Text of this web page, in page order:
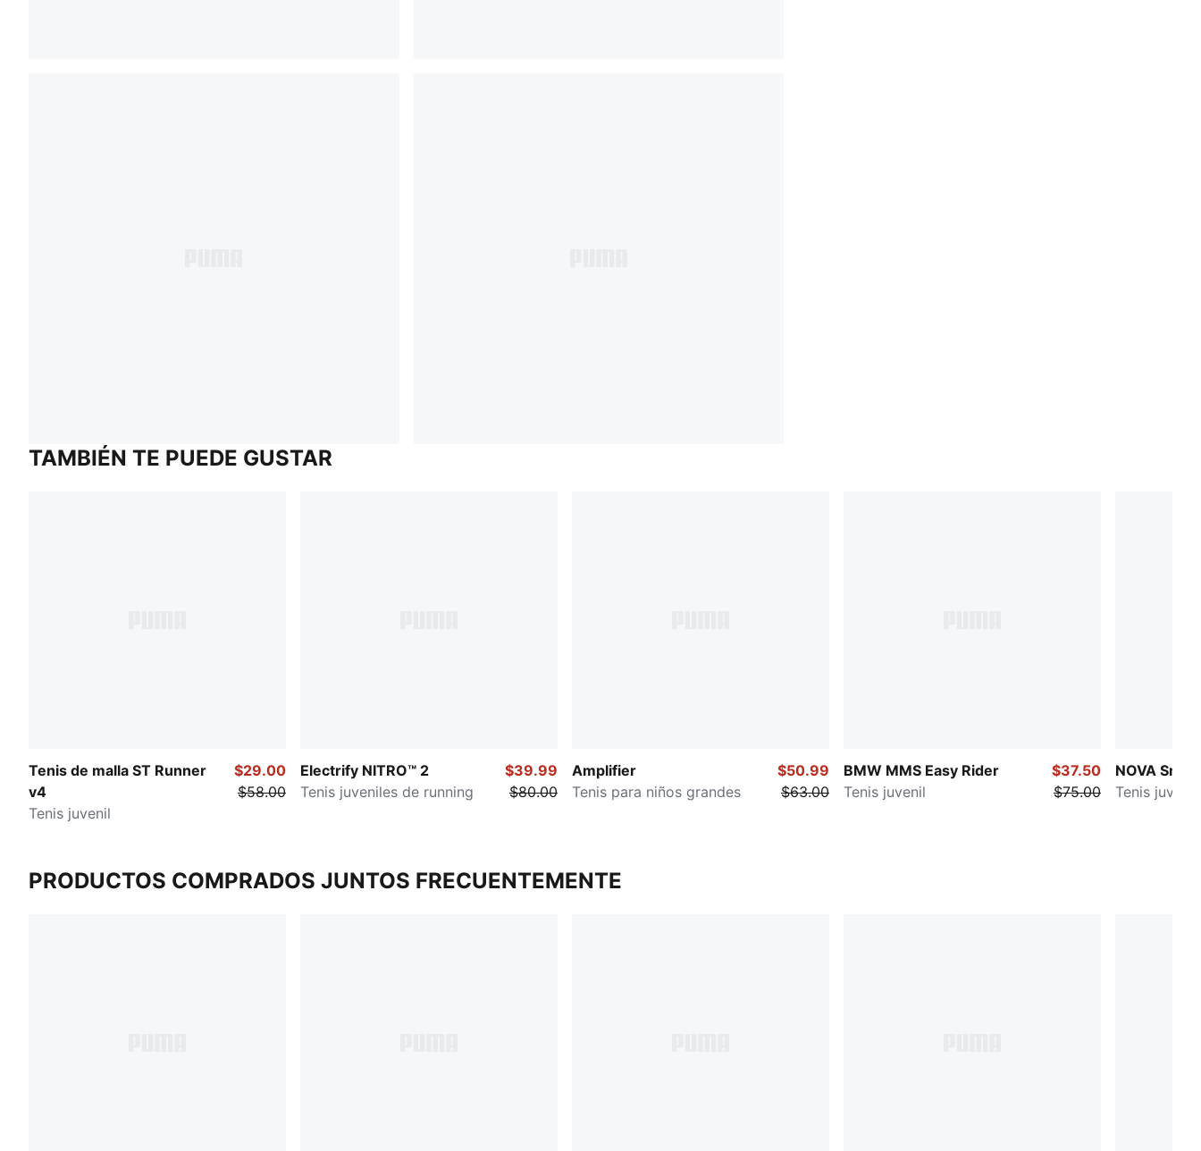
TAMBIÉN TE PUEDE GUSTAR
Tenis de malla ST Runner
v4
Tenis juvenil
$29.00
$58.00
Electrify NITRO™ 2
Tenis juveniles de running
$39.99
$80.00
Amplifier
Tenis para niños grandes
$50.99
$63.00
BMW MMS Easy Rider
Tenis juvenil
$37.50
$75.00
NOVA
Tenis
PRODUCTOS COMPRADOS JUNTOS FRECUENTEMENTE